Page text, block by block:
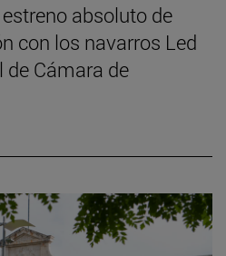
absoluto de
con los navarros Led
de Cámara de